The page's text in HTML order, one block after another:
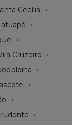
Cecília
Cruzeiro